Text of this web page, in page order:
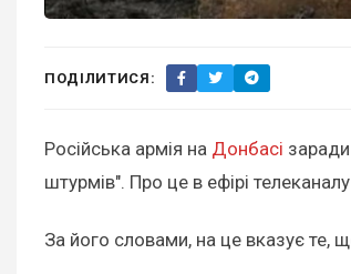
ПОДІЛИТИСЯ:
Російська армія на Донбасі
штурмів". Про це в ефірі телеканалу
За його словами, на це вказує те,